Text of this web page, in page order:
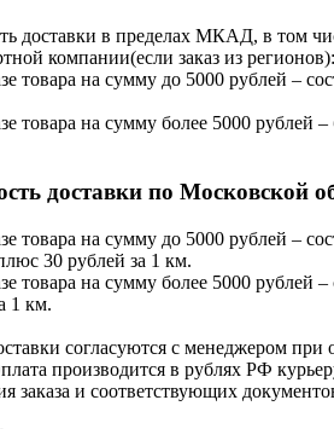
доставки в пределах МКАД, в том
компании(если заказ из регионов):
товара на сумму до 5000 рублей –
товара на сумму более 5000 рублей –
доставки по Московской
товара на сумму до 5000 рублей –
30 рублей за 1 км.
товара на сумму более 5000 рублей –
1 км.
согласуются с менеджером при
производится в рублях РФ
заказа и соответствующих